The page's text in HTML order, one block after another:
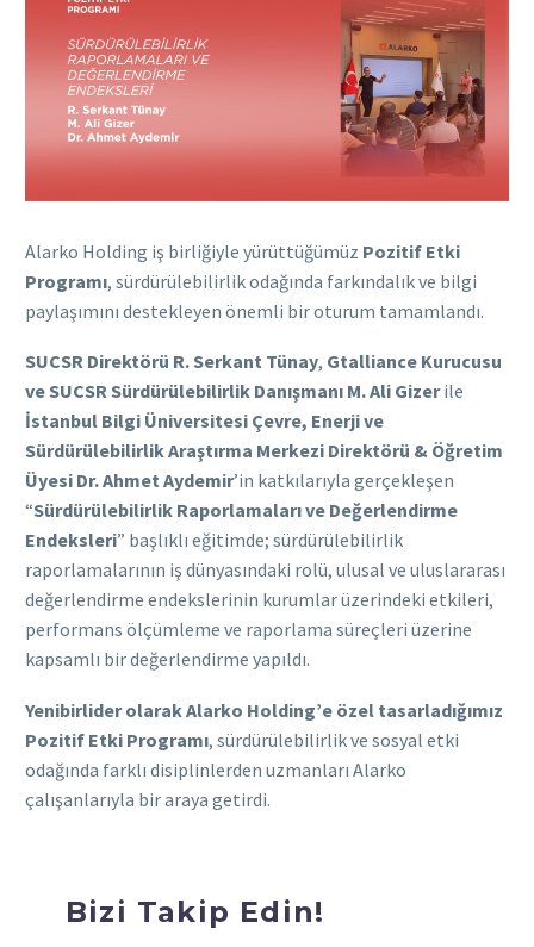
Alarko Holding iş birliğiyle yürüttüğümüz Pozitif Etki
Programı, sürdürülebilirlik odağında farkındalık ve bilgi
paylaşımını destekleyen önemli bir oturum tamamlandı.
SUCSR Direktörü R. Serkant Tünay, Gtalliance Kurucusu
ve SUCSR Sürdürülebilirlik Danışmanı M. Ali Gizerile
İstanbul Bilgi Üniversitesi Çevre, Enerji ve
Sürdürülebilirlik Araştırma Merkezi Direktörü & Öğretim
Üyesi Dr. Ahmet Aydemir’in katkılarıyla gerçekleşen
“Sürdürülebilirlik Raporlamaları ve Değerlendirme
Endeksleri” başlıklı eğitimde; sürdürülebilirlik
raporlamalarının iş dünyasındaki rolü, ulusal ve uluslararası
değerlendirme endekslerinin kurumlar üzerindeki etkileri,
performans ölçümleme ve raporlama süreçleri üzerine
kapsamlı bir değerlendirme yapıldı.
Yenibirlider olarak Alarko Holding’e özel tasarladığımız
Pozitif Etki Programı, sürdürülebilirlik ve sosyal etki
odağında farklı disiplinlerden uzmanları Alarko
çalışanlarıyla bir araya getirdi.
Bizi Takip Edin!